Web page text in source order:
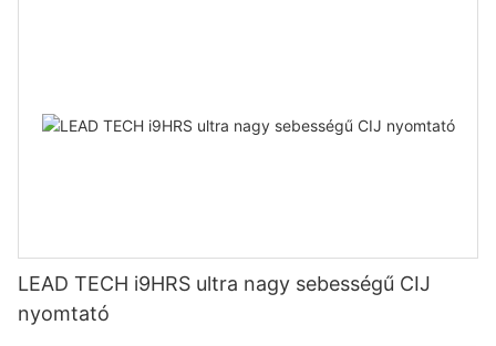
LEAD TECH i9HRS ultra nagy sebességű CIJ
nyomtató